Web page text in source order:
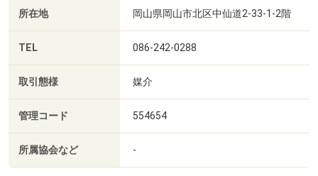
所在地 岡山県岡山市北区中仙道2-33-1-2階
TEL 086-242-0288
取引態様 媒介
管理コード 554654
所属協会など -